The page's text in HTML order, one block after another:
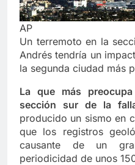
AP
Un terremoto en la
Andrés tendría un
la segunda ciudad más
La que más
sección sur de la
producido un sismo en
que los registros
causante de un
periodicidad de unos